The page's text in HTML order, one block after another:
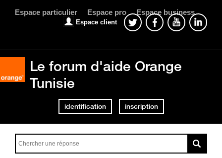
Espace particulier Espace pro Espace business
Espace client
Le forum d'aide Orange
Tunisie
identification inscription